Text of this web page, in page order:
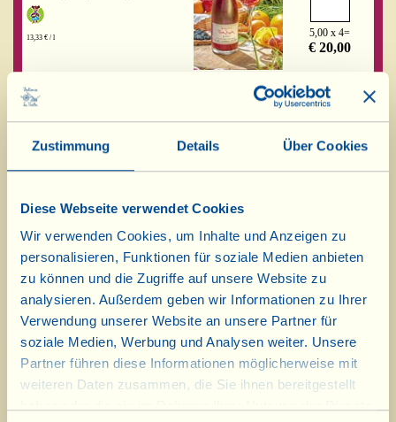
Zustimmung Details Über Cookies
Diese Webseite verwendet Cookies
Wir verwenden Cookies, um Inhalte und Anzeigen zu
personalisieren, Funktionen für soziale Medien anbieten
zu können und die Zugriffe auf unsere Website zu
analysieren. Außerdem geben wir Informationen zu Ihrer
Verwendung unserer Website an unsere Partner für
soziale Medien, Werbung und Analysen weiter. Unsere
Partner führen diese Informationen möglicherweise mit
weiteren Daten zusammen, die Sie ihnen bereitgestellt
13,33 € / l 5,00 x 4=
€ 20,00
Spremuta di Uva
Sangiovese 2025
(Roter Traubensaft (mit
Karton mit 4
Flaschen zu
375 ml
Die in der Toskana typische Sangiovese-Traube ist Teil
des bäuerlichen Erbes dieser Gegend und wird in der
Fattoria La Vialla überall angebaut... Doch ihr
Geschmack, soeben gepflückt und gekostet, oder
derjenige des frisch gekelterten Mostes ist einzigartig,
unvergleichlich. Um diese Geschmacksnoten und das
Aroma der geernteten Früchte einzufangen und
„aufzubewahren“ und Klein und Groß (auch die Lo-
Franco-Sippe!) glücklich zu machen, wurde vor einigen